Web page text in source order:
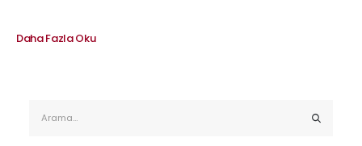
Daha Fazla Oku